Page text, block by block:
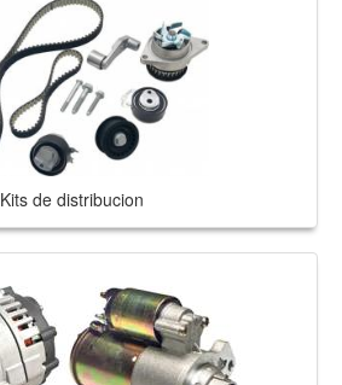
Kits de distribucion